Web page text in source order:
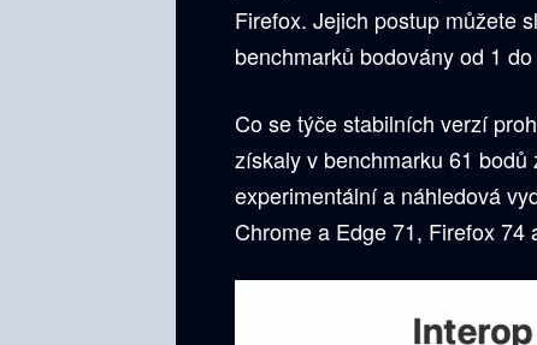
Firefox. Jejich postup můžete
benchmarků bodovány od 1
Co se týče stabilních verzí
získaly v benchmarku 61
experimentální a náhledová
Chrome a Edge 71, Firefox 74